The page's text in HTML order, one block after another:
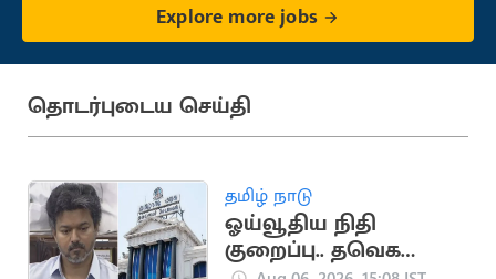
Explore more jobs
தொடர்புடைய செய்தி
தமிழ் நாடு
ஓய்வூதிய நிதி
குறைப்பு.. தவெக